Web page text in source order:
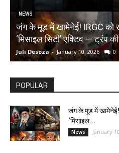
NEWS
जंग के मूड में खामेनेई! IRGC को
‘मिसाइल सिटी’ एक्टिव — ट्रंप
Juli Desoza - January 10, 2026 0
POPULAR
जंग के मूड में
‘मिसाइल...
News January